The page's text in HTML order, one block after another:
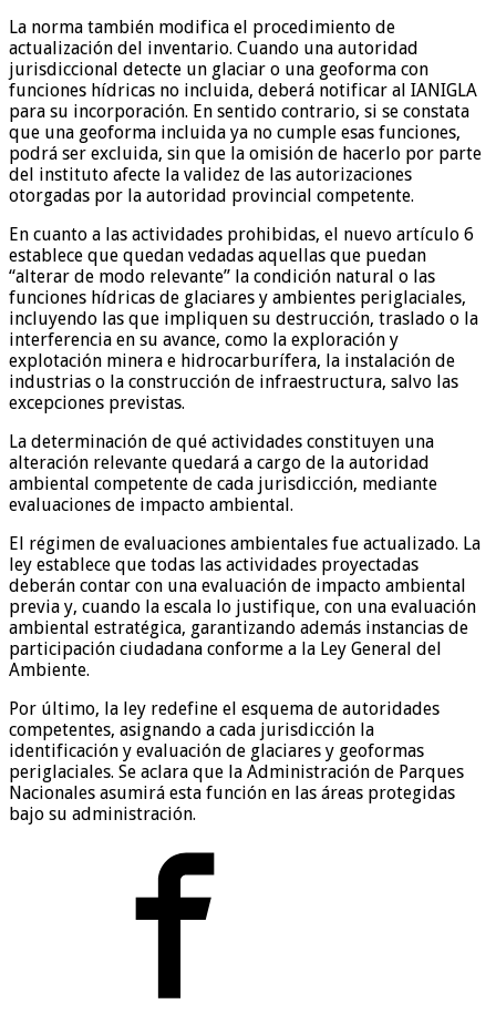
La norma también modifica el procedimiento de
actualización del inventario. Cuando una autoridad
jurisdiccional detecte un glaciar o una geoforma con
funciones hídricas no incluida, deberá notificar al IANIGLA
para su incorporación. En sentido contrario, si se constata
que una geoforma incluida ya no cumple esas funciones,
podrá ser excluida, sin que la omisión de hacerlo por parte
del instituto afecte la validez de las autorizaciones
otorgadas por la autoridad provincial competente.
En cuanto a las actividades prohibidas, el nuevo artículo 6
establece que quedan vedadas aquellas que puedan
“alterar de modo relevante” la condición natural o las
funciones hídricas de glaciares y ambientes periglaciales,
incluyendo las que impliquen su destrucción, traslado o la
interferencia en su avance, como la exploración y
explotación minera e hidrocarburífera, la instalación de
industrias o la construcción de infraestructura, salvo las
excepciones previstas.
La determinación de qué actividades constituyen una
alteración relevante quedará a cargo de la autoridad
ambiental competente de cada jurisdicción, mediante
evaluaciones de impacto ambiental.
El régimen de evaluaciones ambientales fue actualizado. La
ley establece que todas las actividades proyectadas
deberán contar con una evaluación de impacto ambiental
previa y, cuando la escala lo justifique, con una evaluación
ambiental estratégica, garantizando además instancias de
participación ciudadana conforme a la Ley General del
Ambiente.
Por último, la ley redefine el esquema de autoridades
competentes, asignando a cada jurisdicción la
identificación y evaluación de glaciares y geoformas
periglaciales. Se aclara que la Administración de Parques
Nacionales asumirá esta función en las áreas protegidas
bajo su administración.